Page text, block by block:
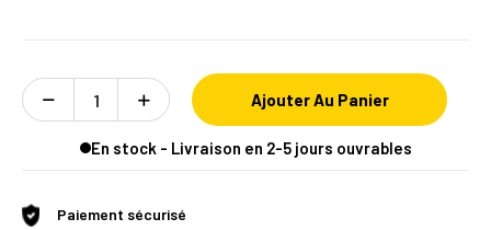
Ajouter Au Panier
En stock - Livraison en 2-5 jours ouvrables
Paiement sécurisé